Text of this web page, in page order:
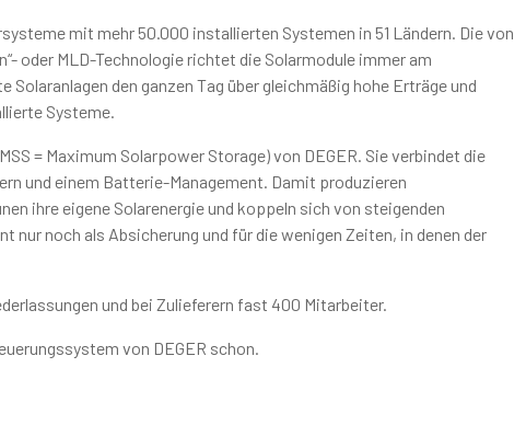
mit mehr 50.000 installierten Systemen in 51 Ländern. Die von
oder MLD-Technologie richtet die Solarmodule immer am
den ganzen Tag über gleichmäßig hohe Erträge und
Systeme.
= Maximum Solarpower Storage) von DEGER. Sie verbindet die
und einem Batterie-Management. Damit produzieren
ihre eigene Solarenergie und koppeln sich von steigenden
noch als Absicherung und für die wenigen Zeiten, in denen der
und bei Zulieferern fast 400 Mitarbeiter.
von DEGER schon.